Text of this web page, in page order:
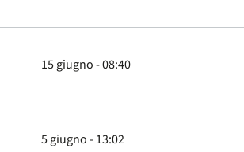
15 giugno - 08:40
5 giugno - 13:02